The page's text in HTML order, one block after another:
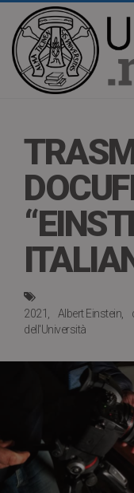
2021 Albert Einstein
dell'Università